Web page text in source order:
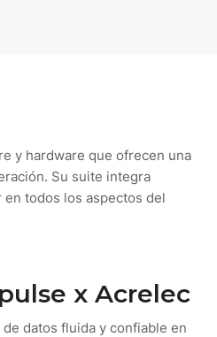
y hardware que ofrecen una
Su suite integra
en todos los aspectos del
x Acrelec
datos fluida y confiable en